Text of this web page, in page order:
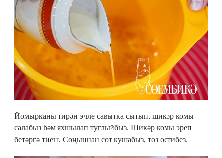
Йомырканы тирән эчле савытка сытып, шикәр комы
салабыз һәм яхшылап туглыйбыз. Шикәр комы эреп
бетәргә тиеш. Соңыннан сөт кушабыз, тоз өстибез.